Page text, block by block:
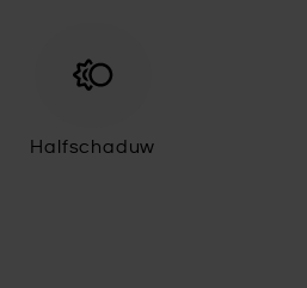
Halfschaduw